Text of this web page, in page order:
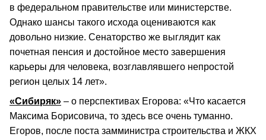
в федеральном правительстве или министерстве.
Однако шансы такого исхода оцениваются как
довольно низкие. Сенаторство же выглядит как
почетная пенсия и достойное место завершения
карьеры для человека, возглавлявшего непростой
регион целых 14 лет».
«Сибиряк» – о перспективах Егорова: «Что касается
Максима Борисовича, то здесь все очень туманно.
Егоров, после поста замминистра строительства и ЖКХ